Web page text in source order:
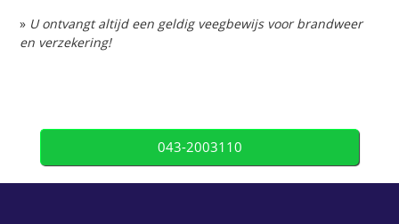
» U ontvangt altijd een geldig veegbewijs voor brandweer
en verzekering!
043-2003110